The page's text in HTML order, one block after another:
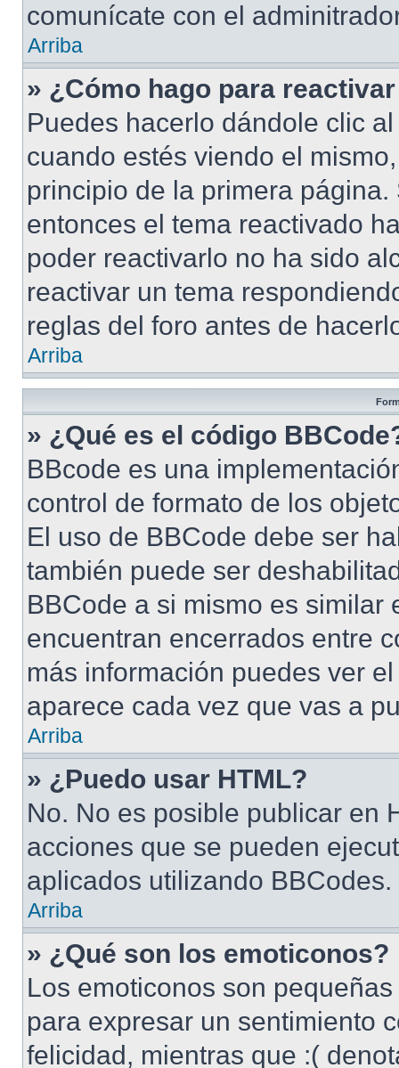
comunícate con el
Arriba
» ¿Cómo hago para
Puedes hacerlo dándole clic
cuando estés viendo el
principio de la primera
entonces el tema reactivado
poder reactivarlo no ha sido
reactivar un tema
reglas del foro antes de
Arriba
» ¿Qué es el código
BBcode es una
control de formato de los
El uso de BBCode debe ser
también puede ser
BBCode a si mismo es similar
encuentran encerrados entre
más información puedes ver
aparece cada vez que vas a
Arriba
» ¿Puedo usar HTML?
No. No es posible publicar en
acciones que se pueden
aplicados utilizando BBCodes.
Arriba
» ¿Qué son los emoticonos?
Los emoticonos son
para expresar un sentimiento
felicidad, mientras que :(